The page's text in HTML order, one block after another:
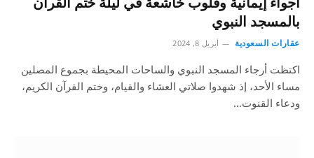
بالمسجد النبوي
عقارات السعودية أبريل 8, 2024
اكتظت أرجاء المسجد النبوي والساحات المحيطة بجموع المصلين
مساء الأحد، إذ شهدوا صلاتي العشاء والقيام، وختم القرآن الكريم،
ودعاء القنوت…